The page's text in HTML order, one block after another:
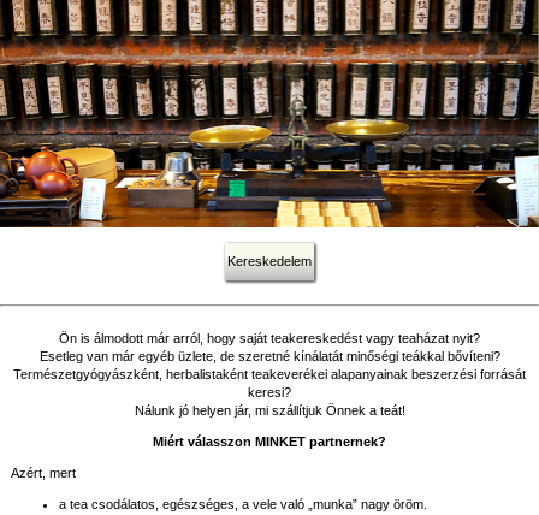
Kereskedelem
Ön is álmodott már arról, hogy saját teakereskedést vagy teaházat nyit?
Esetleg van már egyéb üzlete, de szeretné kínálatát minőségi teákkal bővíteni?
Természetgyógyászként, herbalistaként teakeverékei alapanyainak beszerzési forrását
keresi?
Nálunk jó helyen jár, mi szállítjuk Önnek a teát!
Miért válasszon MINKET partnernek?
Azért, mert
a tea csodálatos, egészséges, a vele való „munka” nagy öröm.